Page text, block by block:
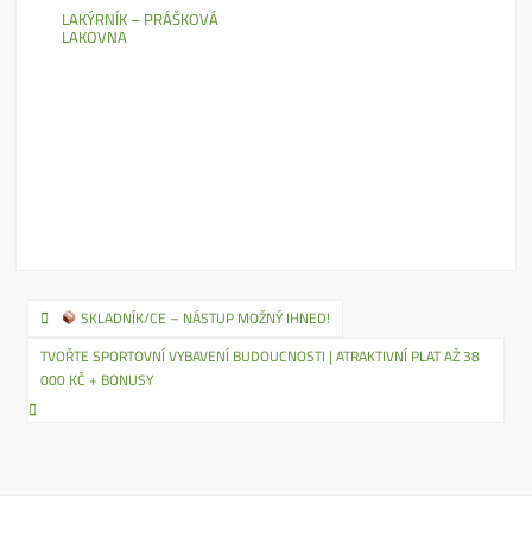
LAKÝRNÍK – PRÁŠKOVÁ
LAKOVNA
Navigace
pro
příspěvek
SKLADNÍK/CE – NÁSTUP MOŽNÝ IHNED!
TVOŘTE SPORTOVNÍ VYBAVENÍ BUDOUCNOSTI | ATRAKTIVNÍ PLAT AŽ 38
000 KČ + BONUSY